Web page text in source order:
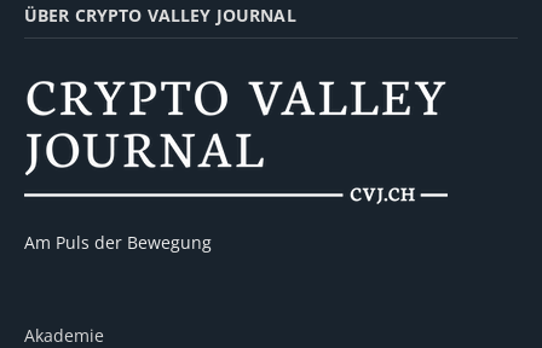
ÜBER CRYPTO VALLEY JOURNAL
Am Puls der Bewegung
Akademie